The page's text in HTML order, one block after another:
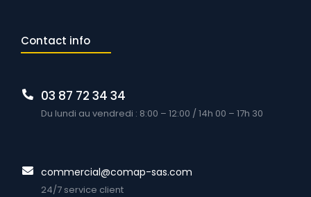
Contact info
03 87 72 34 34
Du lundi au vendredi : 8:00 – 12:00 / 14h 00 – 17h 30
commercial@comap-sas.com
24/7 service client